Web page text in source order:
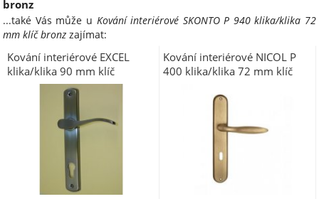
bronz
...také Vás může u Kování interiérové SKONTO P 940 klika/klika 72
mm klíč bronz zajímat:
Kování interiérové EXCEL
klika/klika 90 mm klíč
starobronz
Kování interiérové NICOL P
400 klika/klika 72 mm klíč